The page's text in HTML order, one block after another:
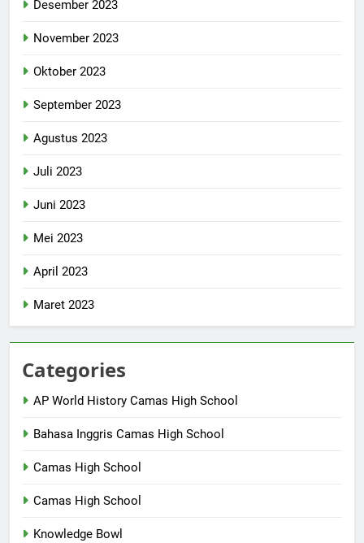
Desember 2023
November 2023
Oktober 2023
September 2023
Agustus 2023
Juli 2023
Juni 2023
Mei 2023
April 2023
Maret 2023
Categories
AP World History Camas High School
Bahasa Inggris Camas High School
Camas High School
Camas High School
Knowledge Bowl